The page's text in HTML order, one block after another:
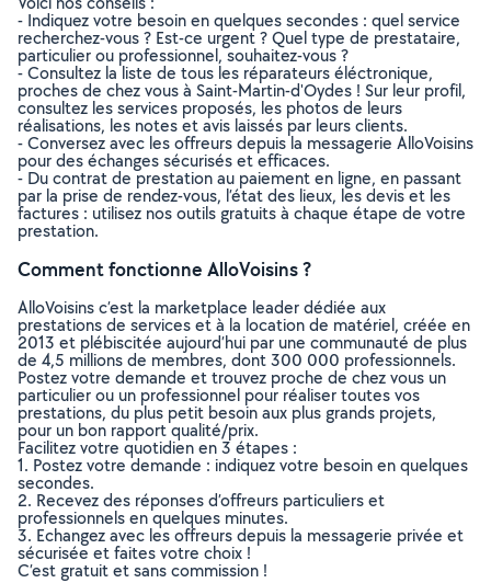
- Indiquez votre besoin en quelques secondes : quel service
recherchez-vous ? Est-ce urgent ? Quel type de prestataire,
particulier ou professionnel, souhaitez-vous ?
- Consultez la liste de tous les réparateurs éléctronique,
proches de chez vous à Saint-Martin-d'Oydes ! Sur leur profil,
consultez les services proposés, les photos de leurs
réalisations, les notes et avis laissés par leurs clients.
- Conversez avec les offreurs depuis la messagerie AlloVoisins
pour des échanges sécurisés et efficaces.
- Du contrat de prestation au paiement en ligne, en passant
par la prise de rendez-vous, l’état des lieux, les devis et les
factures : utilisez nos outils gratuits à chaque étape de votre
prestation.
Comment fonctionne AlloVoisins ?
AlloVoisins c’est la marketplace leader dédiée aux
prestations de services et à la location de matériel, créée en
2013 et plébiscitée aujourd’hui par une communauté de plus
de 4,5 millions de membres, dont 300 000 professionnels.
Postez votre demande et trouvez proche de chez vous un
particulier ou un professionnel pour réaliser toutes vos
prestations, du plus petit besoin aux plus grands projets,
pour un bon rapport qualité/prix.
Facilitez votre quotidien en 3 étapes :
1. Postez votre demande : indiquez votre besoin en quelques
secondes.
2. Recevez des réponses d’offreurs particuliers et
professionnels en quelques minutes.
3. Echangez avec les offreurs depuis la messagerie privée et
sécurisée et faites votre choix !
C’est gratuit et sans commission !